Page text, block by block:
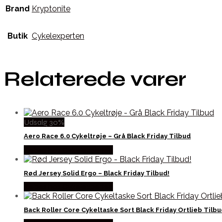
Brand Kryptonite
Butik Cykelexperten
Relaterede varer
Udsalg 30%
Aero Race 6.0 Cykeltrøje – Grå Black Friday Tilbud
Rød Jersey Solid Ergo – Black Friday Tilbud!
Back Roller Core Cykeltaske Sort Black Friday Ortlieb